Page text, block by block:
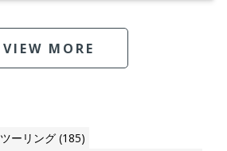
VIEW MORE
ツーリング (185)